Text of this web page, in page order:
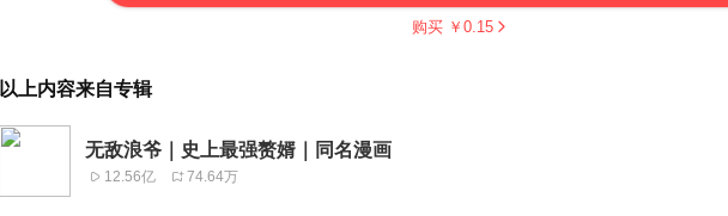
购买 ￥ 0.15
以上内容来自专辑
无敌浪爷｜史上最强赘婿｜同名漫画
12.56亿 74.64万